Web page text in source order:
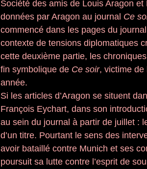
Société des amis de Louis Aragon
données par Aragon au journal Ce
commencé dans les pages du
contexte de tensions diplomatiques
cette deuxième partie, les
fin symbolique de Ce soir, victime de
année.
Si les articles d’Aragon se situent
François Eychart, dans son
au sein du journal à partir de juillet :
d’un titre. Pourtant le sens des
avoir bataillé contre Munich et ses
poursuit sa lutte contre l’esprit de